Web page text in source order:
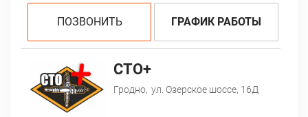
ПОЗВОНИТЬ ГРАФИК РАБОТЫ
СТО+
Гродно, ул. Озерское шоссе, 16Д